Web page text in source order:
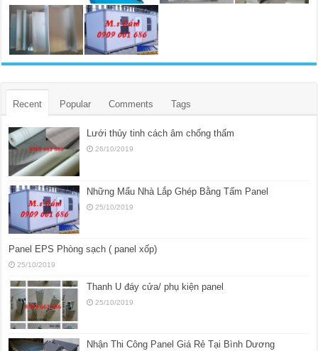
Recent Popular Comments Tags
Lưới thủy tinh cách âm chống thấm
26/10/2019
Những Mẩu Nhà Lắp Ghép Bằng Tấm Panel
25/10/2019
Panel EPS Phòng sạch ( panel xốp)
25/10/2019
Thanh U đáy cửa/ phụ kiện panel
25/10/2019
Nhận Thi Công Panel Giá Rẻ Tại Bình Dương